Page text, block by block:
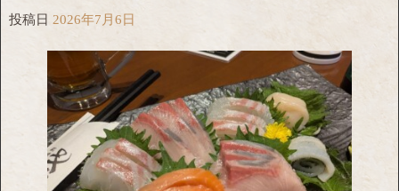
投稿日 2026年7月6日